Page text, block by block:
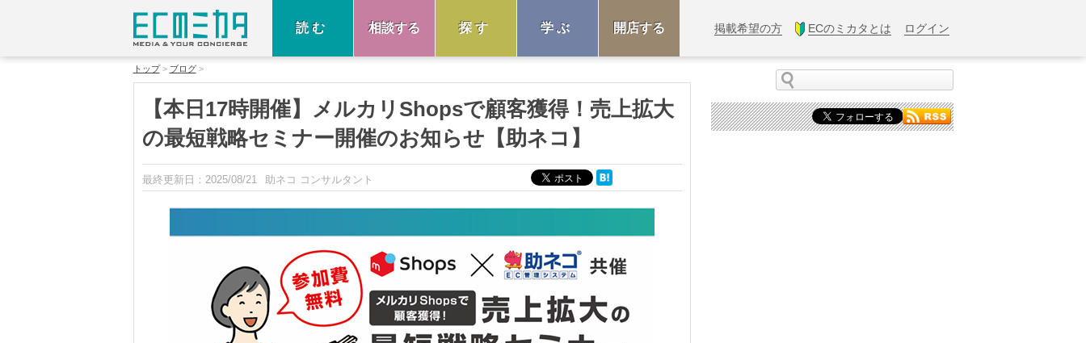
読む 相談する 探す 学ぶ 開店する 掲載希望の方 ECのミカタとは ログイン
トップ ブログ
【本日17時開催】メルカリShopsで顧客獲得！売上拡大
の最短戦略セミナー開催のお知らせ【助ネコ】
最終更新日： 2025/08/21 助ネコ コンサルタント